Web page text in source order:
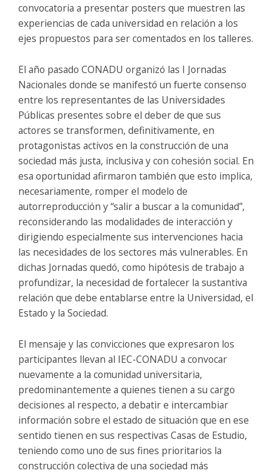
convocatoria a presentar posters que muestren las
experiencias de cada universidad en relación a los
ejes propuestos para ser comentados en los talleres.
El año pasado CONADU organizó las I Jornadas
Nacionales donde se manifestó un fuerte consenso
entre los representantes de las Universidades
Públicas presentes sobre el deber de que sus
actores se transformen, definitivamente, en
protagonistas activos en la construcción de una
sociedad más justa, inclusiva y con cohesión social. En
esa oportunidad afirmaron también que esto implica,
necesariamente, romper el modelo de
autorreproducción y “salir a buscar a la comunidad”,
reconsiderando las modalidades de interacción y
dirigiendo especialmente sus intervenciones hacia
las necesidades de los sectores más vulnerables. En
dichas Jornadas quedó, como hipótesis de trabajo a
profundizar, la necesidad de fortalecer la sustantiva
relación que debe entablarse entre la Universidad, el
Estado y la Sociedad.
El mensaje y las convicciones que expresaron los
participantes llevan al IEC-CONADU a convocar
nuevamente a la comunidad universitaria,
predominantemente a quienes tienen a su cargo
decisiones al respecto, a debatir e intercambiar
información sobre el estado de situación que en ese
sentido tienen en sus respectivas Casas de Estudio,
teniendo como uno de sus fines prioritarios la
construcción colectiva de una sociedad más